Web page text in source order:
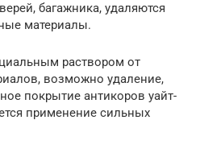
багажника, удаляются
материалы.
раствором от
возможно удаление,
покрытие антикоров уайт-
применение сильных